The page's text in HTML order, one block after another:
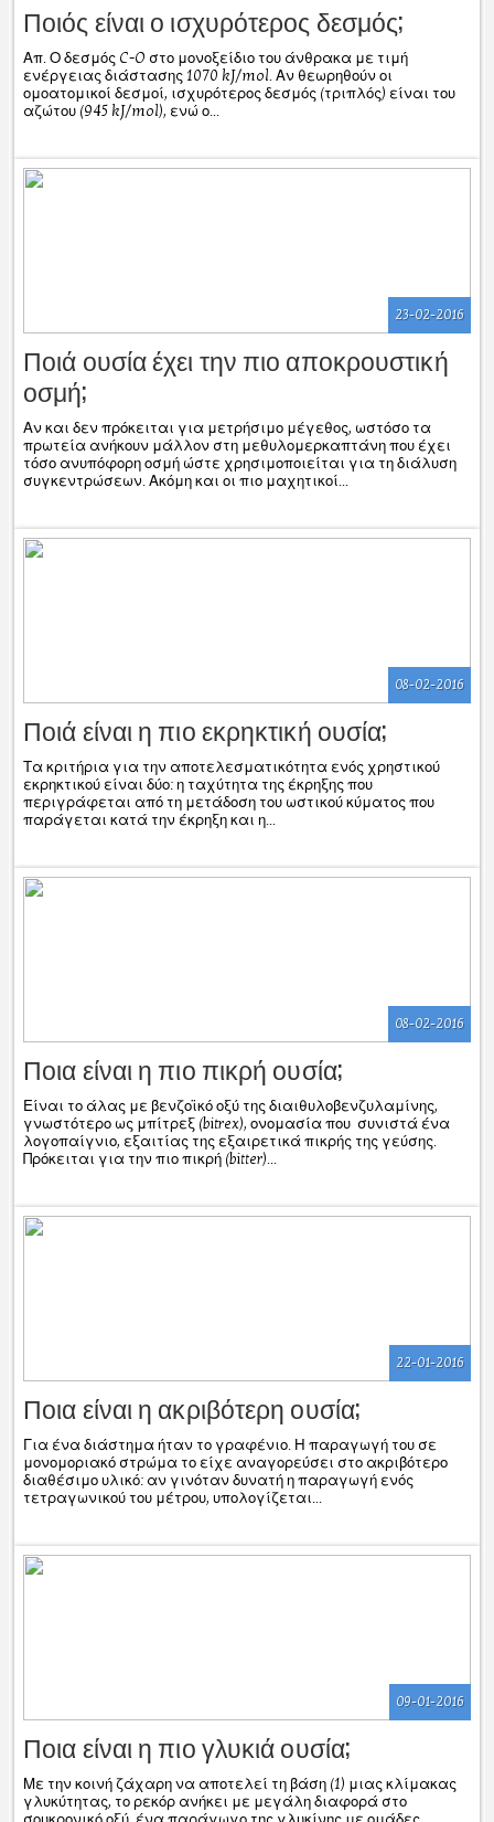
Ποιός είναι ο ισχυρότερος δεσμός;
Απ. Ο δεσμός C-O στο μονοξείδιο του άνθρακα με τιμή
ενέργειας διάστασης 1070 kJ/mol. Αν θεωρηθούν οι
ομοατομικοί δεσμοί, ισχυρότερος δεσμός (τριπλός) είναι του
αζώτου (945 kJ/mol), ενώ ο...
23-02-2016
Ποιά ουσία έχει την πιο αποκρουστική
οσμή;
Αν και δεν πρόκειται για μετρήσιμο μέγεθος, ωστόσο τα
πρωτεία ανήκουν μάλλον στη μεθυλομερκαπτάνη που έχει
τόσο ανυπόφορη οσμή ώστε χρησιμοποιείται για τη διάλυση
συγκεντρώσεων. Ακόμη και οι πιο μαχητικοί...
08-02-2016
Ποιά είναι η πιο εκρηκτική ουσία;
Τα κριτήρια για την αποτελεσματικότητα ενός χρηστικού
εκρηκτικού είναι δύο: η ταχύτητα της έκρηξης που
περιγράφεται από τη μετάδοση του ωστικού κύματος που
παράγεται κατά την έκρηξη και η...
08-02-2016
Ποια είναι η πιο πικρή ουσία;
Είναι το άλας με βενζοϊκό οξύ της διαιθυλοβενζυλαμίνης,
γνωστότερο ως μπίτρεξ (bitrex), ονομασία που συνιστά ένα
λογοπαίγνιο, εξαιτίας της εξαιρετικά πικρής της γεύσης.
Πρόκειται για την πιο πικρή (bitter)...
22-01-2016
Ποια είναι η ακριβότερη ουσία;
Για ένα διάστημα ήταν το γραφένιο. Η παραγωγή του σε
μονομοριακό στρώμα το είχε αναγορεύσει στο ακριβότερο
διαθέσιμο υλικό: αν γινόταν δυνατή η παραγωγή ενός
τετραγωνικού του μέτρου, υπολογίζεται...
09-01-2016
Ποια είναι η πιο γλυκιά ουσία;
Με την κοινή ζάχαρη να αποτελεί τη βάση (1) μιας κλίμακας
γλυκύτητας, το ρεκόρ ανήκει με μεγάλη διαφορά στο